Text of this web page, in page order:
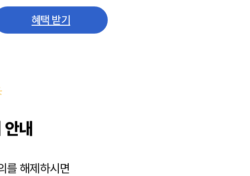
혜택 받기
내
를 해제하시면